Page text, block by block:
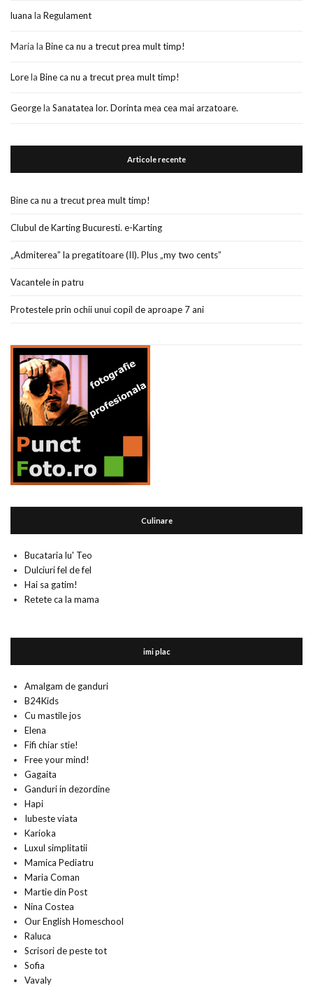
luana la Regulament
Maria la Bine ca nu a trecut prea mult timp!
Lorela Bine ca nu a trecut prea mult timp!
Georgela Sanatatea lor. Dorinta mea cea mai arzatoare.
Articole recente
Bine ca nu a trecut prea mult timp!
Clubul de Karting Bucuresti. e-Karting
„Admiterea” la pregatitoare (II). Plus „my two cents”
Vacantele in patru
Protestele prin ochii unui copil de aproape 7 ani
Culinare
Bucataria lu' Teo
Dulciuri fel de fel
Hai sa gatim!
Retete ca la mama
imi plac
Amalgam de ganduri
B24Kids
Cu mastile jos
Elena
Fifi chiar stie!
Free your mind!
Gagaita
Ganduri in dezordine
Hapi
Iubeste viata
Karioka
Luxul simplitatii
Mamica Pediatru
Maria Coman
Martie din Post
Nina Costea
Our English Homeschool
Raluca
Scrisori de peste tot
Sofia
Vavaly